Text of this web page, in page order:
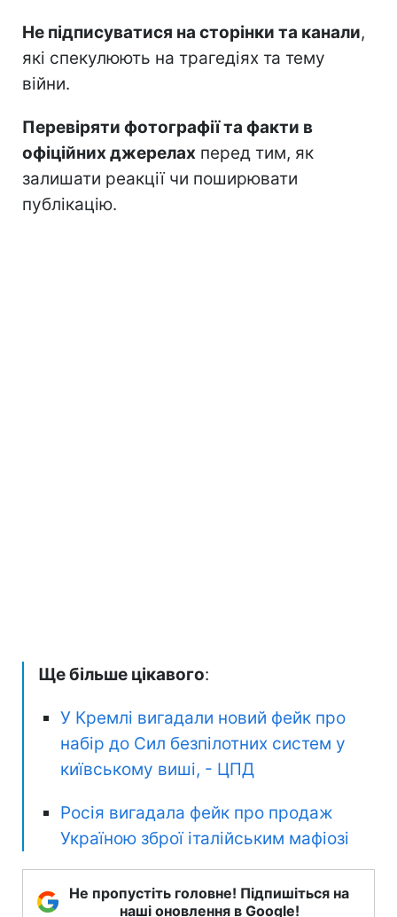
Не підписуватися на сторінки та канали,
які спекулюють на трагедіях та тему
війни.
Перевіряти фотографії та факти в
офіційних джерелах перед тим, як
залишати реакції чи поширювати
публікацію.
Ще більше цікавого:
У Кремлі вигадали новий фейк про
набір до Сил безпілотних систем у
київському виші, - ЦПД
Росія вигадала фейк про продаж
Україною зброї італійським мафіозі
Не пропустіть головне! Підпишіться на
наші оновлення в Google!